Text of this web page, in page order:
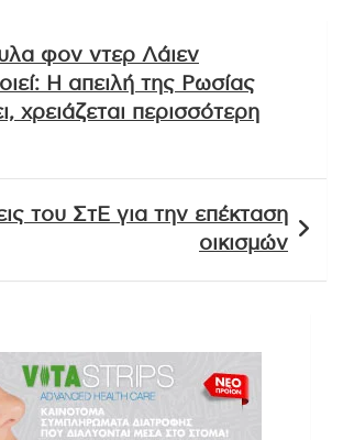
φον ντερ Λάιεν
Η απειλή της Ρωσίας
χρειάζεται περισσότερη
του ΣτΕ για την επέκταση
οικισμών